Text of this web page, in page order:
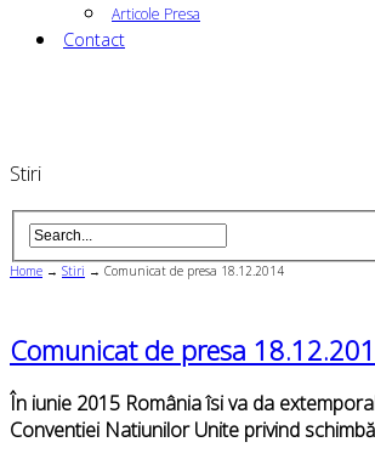
Articole Presa
Contact
Stiri
Home → Stiri → Comunicat de presa 18.12.2014
Comunicat de presa
În iunie 2015 România îsi va da
Conventiei Natiunilor Unite privind